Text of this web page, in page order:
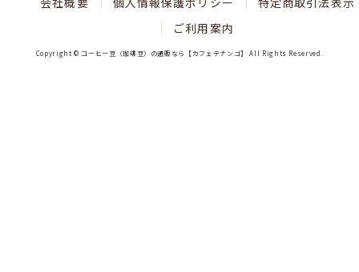
ご利用案内
Copyright © コーヒー豆（珈琲豆）の通販なら【カフェテナンゴ】 All Rights Reserved.